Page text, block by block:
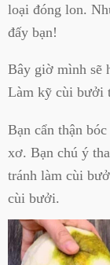
loại đóng lon.
đấy bạn!
Bây giờ mình sẽ
Làm kỹ cùi bưởi
Bạn cẩn thận
xơ. Bạn chú ý
tránh làm cùi
cùi bưởi.